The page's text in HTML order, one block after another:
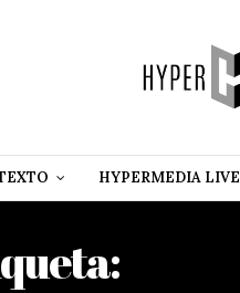
HYPERMEDIA LIVE